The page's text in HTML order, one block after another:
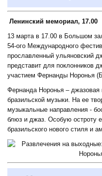
Ленинский мемориал, 17.00
13 марта в 17.00 в Большом
54-ого Международного
прославленный ульяновский
представит для поклонников
участием Фернанды Норонья
Фернанда Норонья – джазовая
бразильской музыки. На ее
музыкальные направления -
блюз и джаз. Особую остроту
бразильского нового стиля и